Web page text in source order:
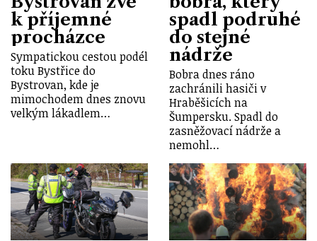
k příjemné
procházce
Sympatickou cestou podél
toku Bystřice do
Bystrovan, kde je
mimochodem dnes znovu
velkým lákadlem…
spadl podruhé
do stejné
nádrže
Bobra dnes ráno
zachránili hasiči v
Hraběšicích na
Šumpersku. Spadl do
zasněžovací nádrže a
nemohl…